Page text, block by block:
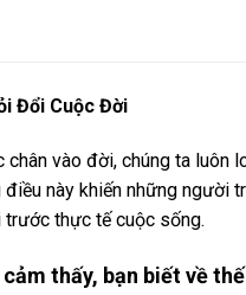
Đổi Cuộc Đời
chân vào đời, chúng ta luôn
này khiến những người
trước thực tế cuộc sống.
thấy, bạn biết về